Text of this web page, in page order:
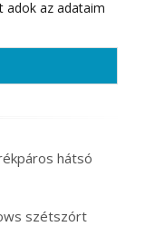
adok az adataim
hátsó
szétszórt